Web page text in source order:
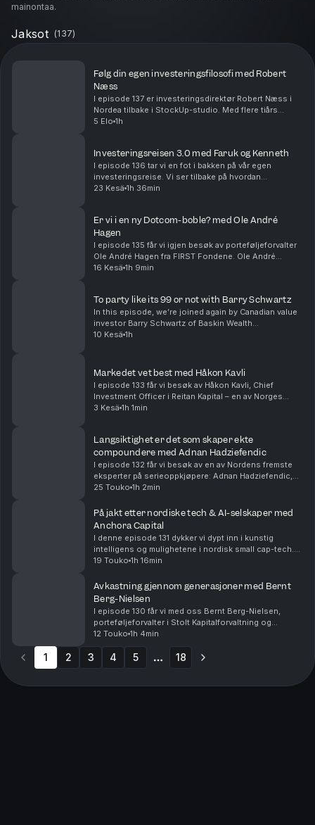
Med daglig ellevill volatilitet, kommer vi ikke utenom energisektoren.
techaksjer på Nasdaq. Enten så trader du de vanvittig svingningene,
eller så løfter du blikket og ser på de langsiktige inntjeningsdriverne
prisingen i de rene olje- og gassprodusentene, og om
leverandørselskaper som Subsea 7 står foran økt aktivitet både på
norsk sokkel og internasjonalt. En episode full av konkrete,
erfaringsbaserte innsikter fra en som har vært gjennom både bobler
og kriser – og fortsatt leverer solide resultater år etter år. Andre
Hør episoden nå for å få Leifs beste tanker om Yara, gjødsel, olje &
Ønsker du mer informasjon om Leif og hans team, kan du finne det
Episoden er spilt inn for informasjons- og underholdningsformål, og
innholdet i episoden skal ikke anses som en investeringsanbefaling.
Innholdet er ikke sponset. Leif ble invitert av StockUp.
https://linktr.ee/StockUpPodcast
https://discord.gg/CsxNmyXGbE⁠
Hosted on Acast. See acast.com/privacyfor more information.
mainontaa.
Jaksot (137)
Følg din egen investeringsfilosofi med Robert
Næss
I episode 137 er investeringsdirektør Robert Næss i
Nordea tilbake i StockUp-studio. Med flere tiårs
erfaring som forvalter tar vi tempen på aksjemarkedet
5 Elo 1h
Investeringsreisen 3.0 med Faruk og Kenneth
I episode 136 tar vi en fot i bakken på vår egen
investeringsreise. Vi ser tilbake på hvordan
porteføljene har utviklet seg hittil i 2026, hvilke
23 Kesä 1h 36min
Er vi i en ny Dotcom-boble? med Ole André
Hagen
I episode 135 får vi igjen besøk av porteføljeforvalter
Ole André Hagen fra FIRST Fondene. Ole André
forvalter FIRST Impact og FIRST Global Focus. Med
16 Kesä 1h 9min
To party like its 99 or not with Barry Schwartz
In this episode, we’re joined again by Canadian value
investor Barry Schwartz of Baskin Wealth
Management. Barry has been one of the most
10 Kesä 1h
Markedet vet best med Håkon Kavli
I episode 133 får vi besøk av Håkon Kavli, Chief
Investment Officer i Reitan Kapital – en av Norges
største familieeide investeringsplattformer. Håkon har
3 Kesä 1h 1min
Langsiktighet er det som skaper ekte
compoundere med Adnan Hadziefendic
I episode 132 får vi besøk av en av Nordens fremste
eksperter på serieoppkjøpere: Adnan Hadziefendic,
porteføljeforvalter i REQ Nordic Compounders og
o...
25 Touko 1h 2min
På jakt etter nordiske tech & AI-selskaper med
Anchora Capital
I denne episode 131 dykker vi dypt inn i kunstig
intelligens og mulighetene i nordisk small cap-tech.
Vi har med oss Arne Simensen og Jakob Greger
19 Touko 1h 16min
Avkastning gjennom generasjoner med Bernt
Berg-Nielsen
I episode 130 får vi med oss Bernt Berg-Nielsen,
porteføljeforvalter i Stolt Kapitalforvaltning og
forvalter av fondet Stolt Explorer. Bernt er en dedikert
Buffett-entusiast med lang erfaring fra inve...
12 Touko 1h 4min
1 2 3 4 5 18